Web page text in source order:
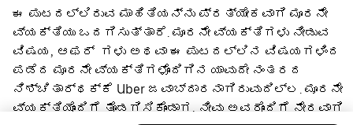
ಈ ಪುಟದಲ್ಲಿರುವ ಮಾಹಿತಿಯನ್ನು ಪ್ರತ್ಯೇಕವಾಗಿ ಮೂರನೇ
ವ್ಯಕ್ತಿಯು ಒದಗಿಸುತ್ತಾರೆ. ಮೂರನೇ ವ್ಯಕ್ತಿಗಳು ನೀಡುವ
ವಿಷಯ, ಆಫರ್ ‌ ಗಳು ಅಥವಾ ಈ ಪುಟದಲ್ಲಿನ ವಿಷಯಗಳಿಂದ
ಪಡೆದ ಮೂರನೇ ವ್ಯಕ್ತಿಗಳೊಂದಿಗಿನ ಯಾವುದೇ ನಂತರದ
ನಿಶ್ಚಿತಾರ್ಥಕ್ಕೆ Uber ಜವಾಬ್ದಾರನಾಗಿರುವುದಿಲ್ಲ. ಮೂರನೇ
ವ್ಯಕ್ತಿಯೊಂದಿಗೆ ತೊಡಗಿಸಿಕೊಂಡಾಗ, ನೀವು ಅವರೊಂದಿಗೆ ನೇರವಾಗಿ